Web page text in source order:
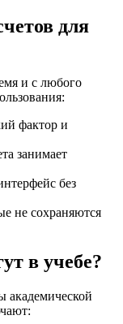
для
и с любого
фактор и
занимает
без
не сохраняются
в учебе?
академической